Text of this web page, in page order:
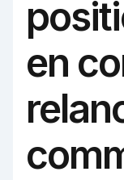
en